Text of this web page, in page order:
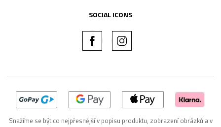
SOCIAL ICONS
Snažíme se být co nejpřesnější v popisu produktu, zobrazení obrázků a v